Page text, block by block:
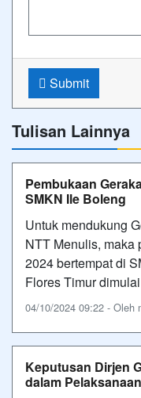
Submit
Tulisan Lainnya
Pembukaan
SMKN Ile Boleng
Untuk mendukung
NTT Menulis, maka
2024 bertempat di
Flores Timur
04/10/2024 09:22 - Oleh
Keputusan Dirjen
dalam